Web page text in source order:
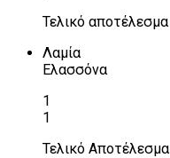
Τελικό αποτέλεσμα
Λαμία
Ελασσόνα
1
1
Τελικό Αποτέλεσμα